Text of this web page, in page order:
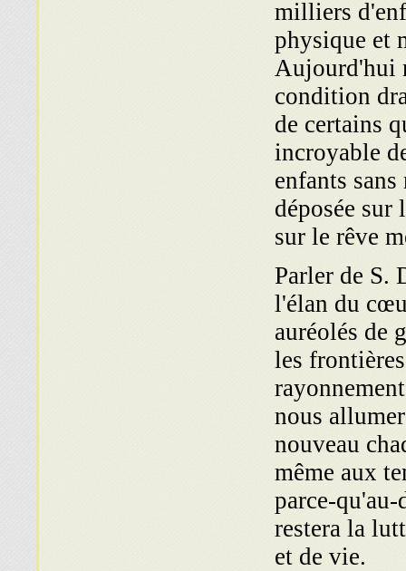
milliers
physique et
Aujourd'hui
condition
de certains
incroyable
enfants
déposée
sur le rêve
Parler de S.
l'élan du
auréolés de
les
nous
nouveau
même aux
parce-
restera la
et de vie.